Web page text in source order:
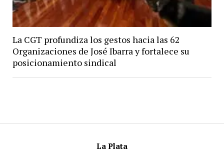
La Plata
La CGT profundiza los gestos hacia las 62
Organizaciones de José Ibarra y fortalece su
posicionamiento sindical